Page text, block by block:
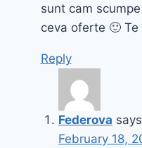
sunt cam
ceva oferte 🙂 Te
Reply
Federova
February 18,